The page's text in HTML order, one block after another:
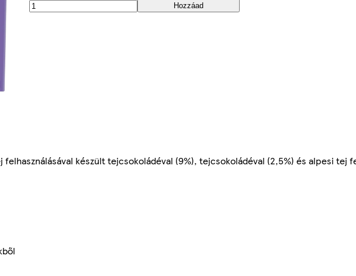
Hozzáad
készült tejcsokoládéval (9%), tejcsokoládéval (2,5%) és alpesi tej